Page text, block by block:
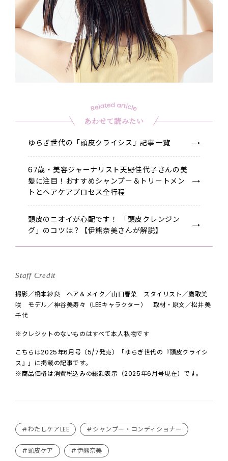
あわせて読みたい
ゆらぎ世代の「頭皮クライシス」記事一覧
67歳・美容ジャーナリスト天野佳代子さんの美
髪に注目！おすすめシャンプー＆トリートメン
トとヘアケアプロセス全行程
頭皮のニオイが心配です！ 「頭皮クレンジン
グ」のコツは？【伊熊奈美さんが解説】
Staff Credit
撮影／橋本紗良 ヘア＆メイク／山口春菜 スタイリスト／鷹取美
咲 モデル／神谷美寿々（LEEキャラクター） 取材・原文／松井美
千代
※クレジットのないものはすべて本人私物です
こちらは2025年6月号（5/7発売）「ゆらぎ世代の『頭皮クライシ
ス』」に掲載の記事です。
※商品価格は消費税込みの総額表示（2025年6月号現在）です。
#わたしケアLEE #シャンプー・コンディショナー
#頭皮ケア #伊熊奈美